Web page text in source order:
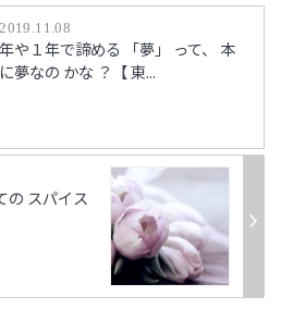
や１年で諦める 「夢」 って、 本
夢なの かな ？【 東...
の スパイス